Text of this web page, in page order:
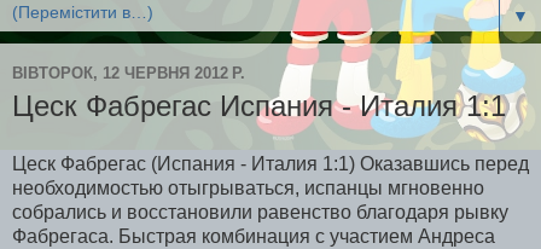
▼
ВІВТОРОК, 12 ЧЕРВНЯ 2012 Р.
Цеск Фабрегас Испания - Италия 1:1
Цеск Фабрегас (Испания - Италия 1:1) Оказавшись перед
необходимостью отыгрываться, испанцы мгновенно
собрались и восстановили равенство благодаря рывку
Фабрегаса. Быстрая комбинация с участием Андреса